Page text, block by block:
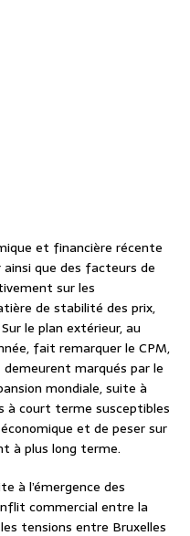
et financière récente
que des facteurs de
sur les
de stabilité des prix,
le plan extérieur, au
fait remarquer le CPM,
marqués par le
mondiale, suite à
à court terme susceptibles
et de peser sur
à plus long terme.
à l’émergence des
commercial entre la
tensions entre Bruxelles